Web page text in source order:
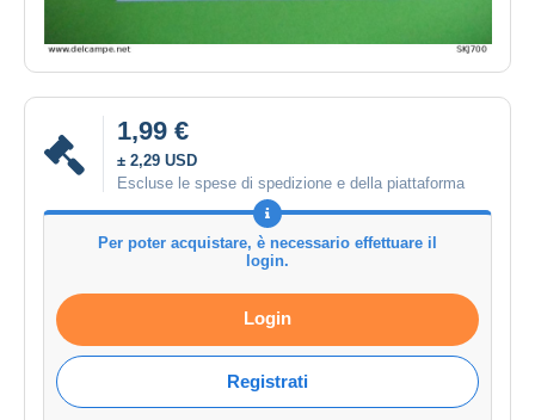
1,99 €
± 2,29 USD
Escluse le spese di spedizione e della piattaforma
Per poter acquistare, è necessario effettuare il
login.
Login
Registrati